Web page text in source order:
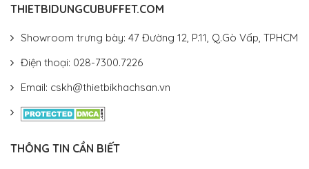
THIETBIDUNGCUBUFFET.COM
Showroom trưng bày: 47 Đường 12, P.11, Q.Gò Vấp, TPHCM
Điện thoại: 028-7300.7226
Email: cskh@thietbikhachsan.vn
THÔNG TIN CẦN BIẾT